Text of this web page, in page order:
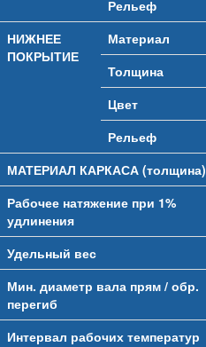
Рельеф
НИЖНЕЕ
ПОКРЫТИЕ
Материал
Толщина
Цвет
Рельеф
МАТЕРИАЛ КАРКАСА (толщина)
Рабочее натяжение при 1%
удлинения
Удельный вес
Мин. диаметр вала прям / обр.
перегиб
Интервал рабочих температур